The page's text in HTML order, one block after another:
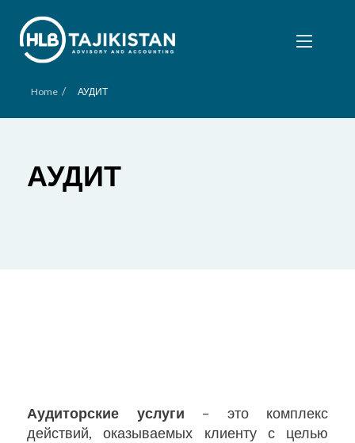
Home / АУДИТ
АУДИТ
Аудиторские услуги – это комплекс
действий, оказываемых клиенту с целью